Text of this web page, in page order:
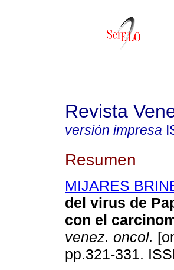
Revista
versión impresa
Resumen
MIJARES
del virus de
con el
venez. oncol.
pp.321-331.